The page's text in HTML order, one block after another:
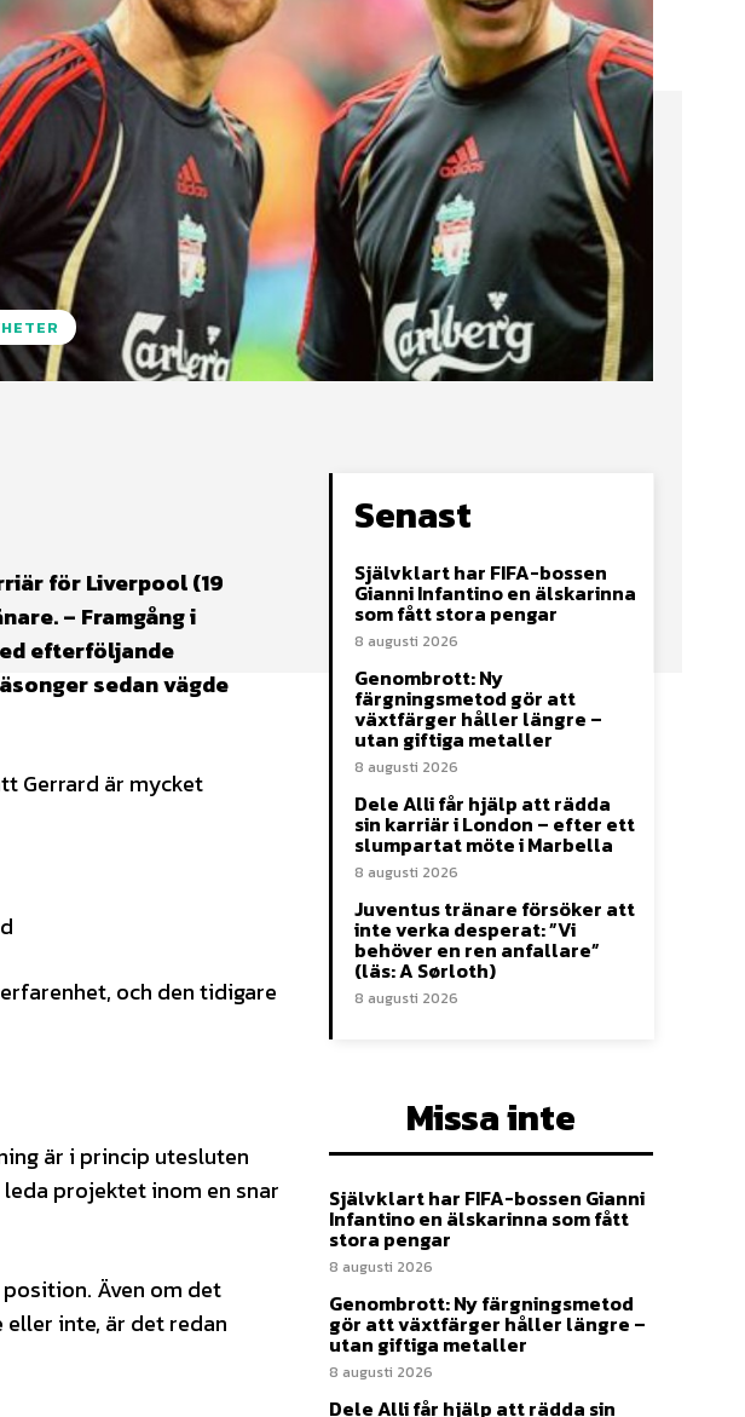
för Liverpool (19
– Framgång i
efterföljande
sedan vägde
Gerrard är mycket
och den tidigare
är i princip utesluten
projektet inom en snar
Även om det
inte, är det redan
Senast
Självklart har FIFA-bossen
Gianni Infantino en älskarinna
som fått stora pengar
8 augusti 2026
Genombrott: Ny
färgningsmetod gör att
växtfärger håller längre –
utan giftiga metaller
8 augusti 2026
Dele Alli får hjälp att rädda
sin karriär i London – efter ett
slumpartat möte i Marbella
8 augusti 2026
Juventus tränare försöker att
inte verka desperat: ”Vi
behöver en ren anfallare”
(läs: A Sørloth)
8 augusti 2026
Missa inte
Självklart har FIFA-bossen Gianni
Infantino en älskarinna som fått
stora pengar
8 augusti 2026
Genombrott: Ny färgningsmetod
gör att växtfärger håller längre –
utan giftiga metaller
8 augusti 2026
Dele Alli får hjälp att rädda sin